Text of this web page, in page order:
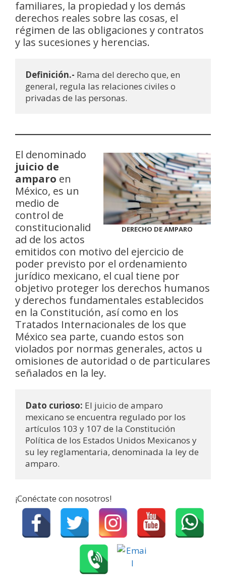
familiares, la propiedad y los demás
derechos reales sobre las cosas, el
régimen de las obligaciones y contratos
y las sucesiones y herencias.
Definición.- Rama del derecho que, en
general, regula las relaciones civiles o
privadas de las personas.
DERECHO DE AMPARO
El denominado
juicio de
amparo en
México, es un
medio de
control de
constitucionalid
ad de los actos
emitidos con motivo del ejercicio de
poder previsto por el ordenamiento
jurídico mexicano, el cual tiene por
objetivo proteger los derechos humanos
y derechos fundamentales establecidos
en la Constitución, así como en los
Tratados Internacionales de los que
México sea parte, cuando estos son
violados por normas generales, actos u
omisiones de autoridad o de particulares
señalados en la ley.
Dato curioso: El juicio de amparo
mexicano se encuentra regulado por los
artículos 103 y 107 de la Constitución
Política de los Estados Unidos Mexicanos y
su ley reglamentaria, denominada la ley de
amparo.
¡Conéctate con nosotros!